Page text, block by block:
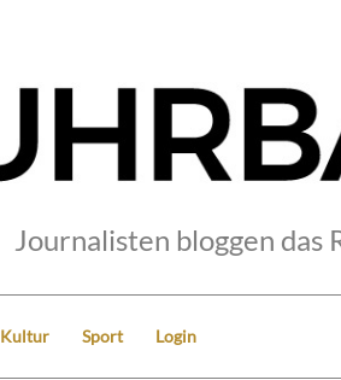
Journalisten bloggen das
Kultur Sport Login